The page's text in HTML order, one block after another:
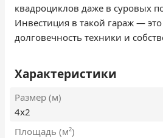
квадроциклов даже в суровых
Инвестиция в такой гараж —
долговечность техники и
Характеристики
Размер (м)
4х2
Площадь (м²)